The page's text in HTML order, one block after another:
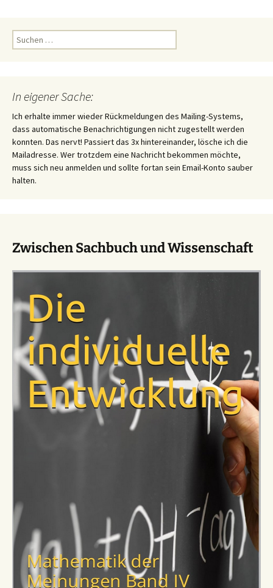
Suchen
nach:
In eigener Sache:
Ich erhalte immer wieder Rückmeldungen des Mailing-Systems,
dass automatische Benachrichtigungen nicht zugestellt werden
konnten. Das nervt! Passiert das 3x hintereinander, lösche ich die
Mailadresse. Wer trotzdem eine Nachricht bekommen möchte,
muss sich neu anmelden und sollte fortan sein Email-Konto sauber
halten.
Zwischen Sachbuch und Wissenschaft